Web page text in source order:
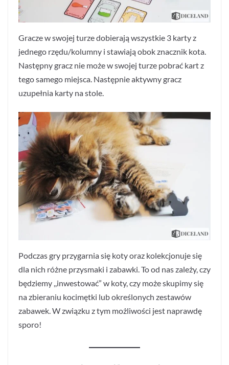
Gracze w swojej turze dobierają wszystkie 3 karty z
jednego rzędu/kolumny i stawiają obok znacznik kota.
Następny gracz nie może w swojej turze pobrać kart z
tego samego miejsca. Następnie aktywny gracz
uzupełnia karty na stole.
Podczas gry przygarnia się koty oraz kolekcjonuje się
dla nich różne przysmaki i zabawki. To od nas zależy, czy
będziemy ,,inwestować” w koty, czy może skupimy się
na zbieraniu kocimętki lub określonych zestawów
zabawek. W związku z tym możliwości jest naprawdę
sporo!